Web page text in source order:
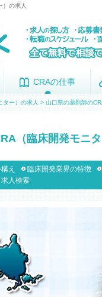
）の求人
CRAの仕事
CRAの仕事
ター）の求人 > 山口県の薬剤師の
（臨床開発モニ
え 臨床開発業界の特徴
求人検索